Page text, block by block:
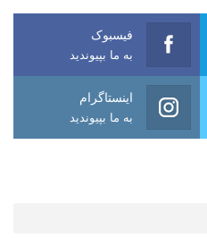
فیسبوک
به ما بپیوندید
اینستاگرام
به ما بپیوندید